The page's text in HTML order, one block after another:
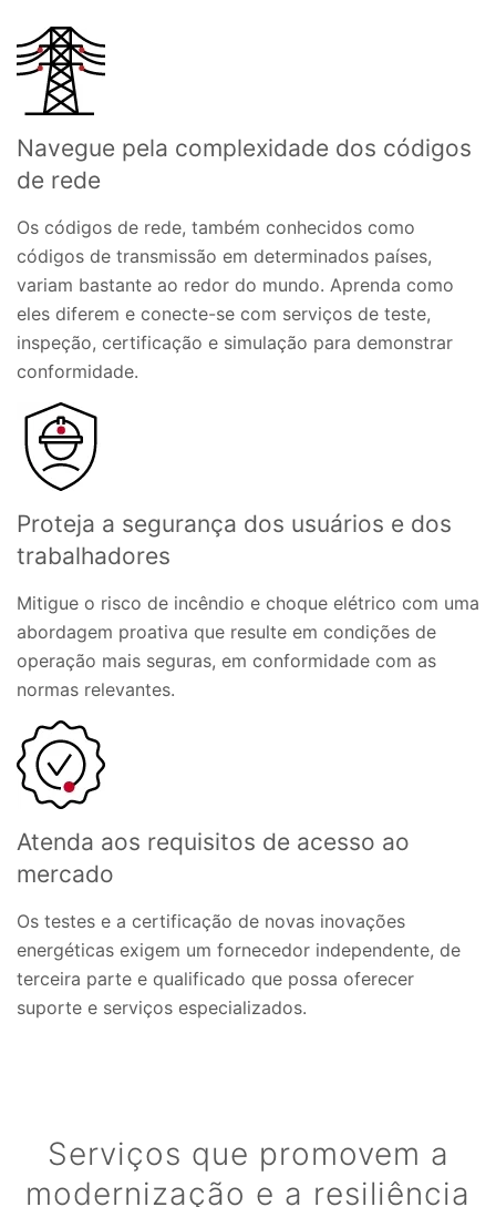
Navegue pela complexidade dos códigos
de rede
Os códigos de rede, também conhecidos como
códigos de transmissão em determinados países,
variam bastante ao redor do mundo. Aprenda como
eles diferem e conecte-se com serviços de teste,
inspeção, certificação e simulação para demonstrar
conformidade.
Proteja a segurança dos usuários e dos
trabalhadores
Mitigue o risco de incêndio e choque elétrico com uma
abordagem proativa que resulte em condições de
operação mais seguras, em conformidade com as
normas relevantes.
Atenda aos requisitos de acesso ao
mercado
Os testes e a certificação de novas inovações
energéticas exigem um fornecedor independente, de
terceira parte e qualificado que possa oferecer
suporte e serviços especializados.
Serviços que promovem a
modernização e a resiliência